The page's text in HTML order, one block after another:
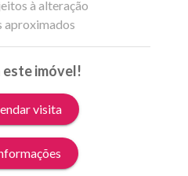
à alteração
aproximados
este imóvel!
visita